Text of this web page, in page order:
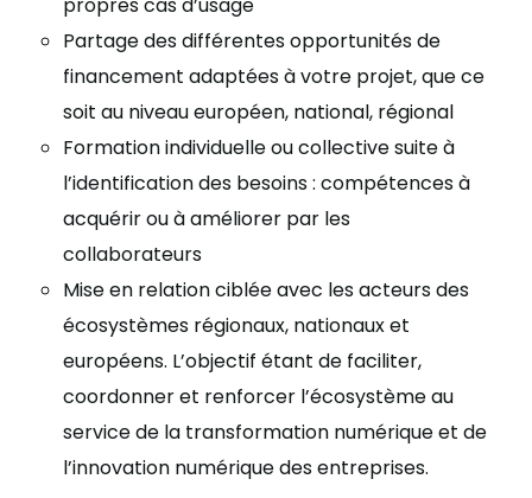
Partage des différentes opportunités de
financement adaptées à votre projet, que ce
soit au niveau européen, national, régional
Formation individuelle ou collective suite à
l’identification des besoins : compétences à
acquérir ou à améliorer par les
collaborateurs
Mise en relation ciblée avec les acteurs des
écosystèmes régionaux, nationaux et
européens. L’objectif étant de faciliter,
coordonner et renforcer l’écosystème au
service de la transformation numérique et de
l’innovation numérique des entreprises.